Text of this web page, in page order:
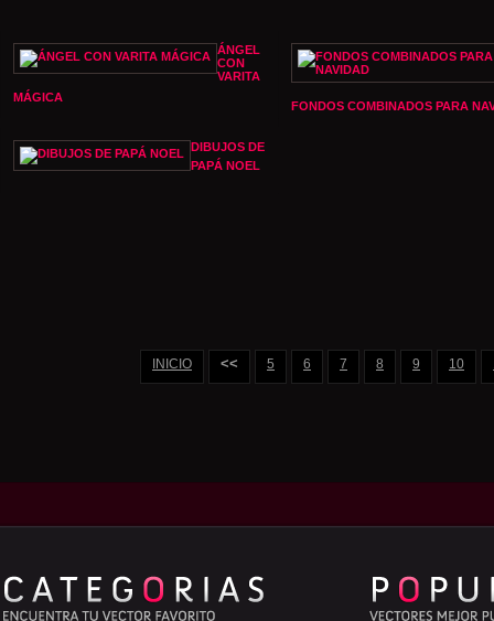
ÁNGEL
CON
VARITA
MÁGICA
FONDOS COMBINADOS PARA
DIBUJOS DE
PAPÁ NOEL
INICIO << 5 6 7 8 9 10